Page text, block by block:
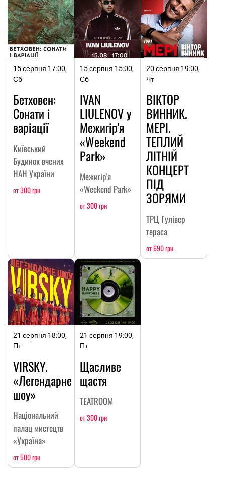
15 серпня 17:00,
Сб
Бетховен:
Сонати і
варіації
Київський
Будинок вчених
НАН України
от 300 грн
15 серпня 15:00,
Сб
IVAN
LIULENOV у
Межигір'я
«Weekend
Park»
Межигір'я
«Weekend Park»
от 300 грн
20 серпня 19:00,
Чт
ВІКТОР
ВИННИК.
МЕРІ.
ТЕПЛИЙ
ЛІТНІЙ
КОНЦЕРТ
ПІД
ЗОРЯМИ
ТРЦ Гулівер
тераса
от 690 грн
21 серпня 18:00,
Пт
VIRSKY.
«Легендарне
шоу»
Національний
палац мистецтв
«Україна»
от 500 грн
21 серпня 19:00,
Пт
Щасливе
щастя
TEATROOM
от 300 грн